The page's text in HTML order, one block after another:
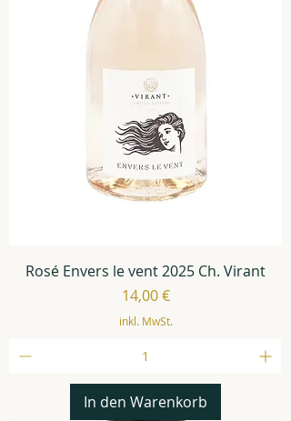
Rosé Envers le vent 2025 Ch. Virant
Preis
14,00 €
inkl. MwSt.
In den Warenkorb